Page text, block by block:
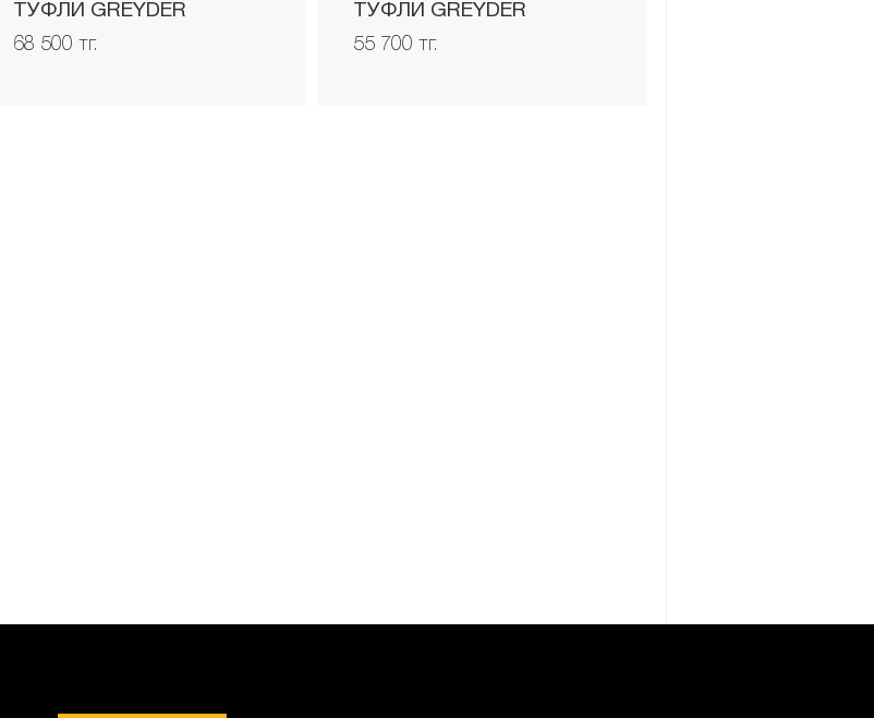
ТУФЛИ GREYDER
68 500 тг.
ТУФЛИ GREYDER
55 700 тг.